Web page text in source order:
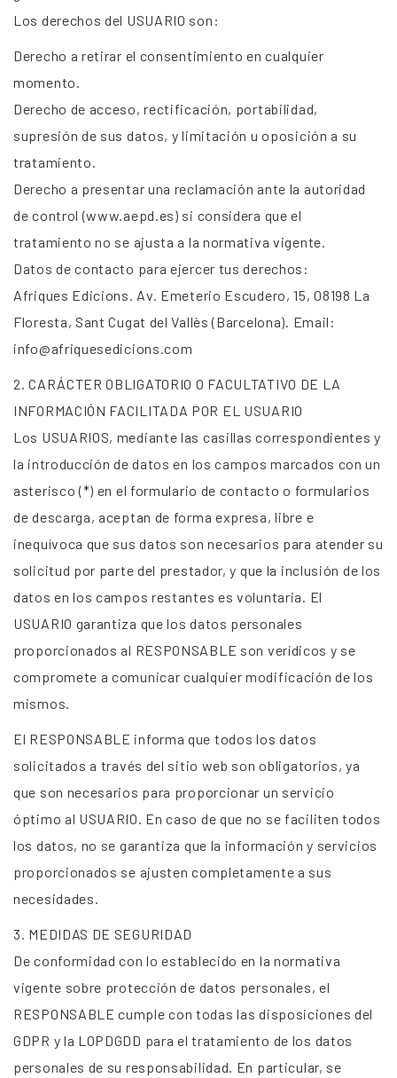
Los derechos del USUARIO son:
Derecho a retirar el consentimiento en cualquier
momento.
Derecho de acceso, rectificación, portabilidad,
supresión de sus datos, y limitación u oposición a su
tratamiento.
Derecho a presentar una reclamación ante la autoridad
de control (www.aepd.es) si considera que el
tratamiento no se ajusta a la normativa vigente.
Datos de contacto para ejercer tus derechos:
Afriques Edicions. Av. Emeterio Escudero, 15, 08198 La
Floresta, Sant Cugat del Vallès (Barcelona). Email:
info@afriquesedicions.com
2. CARÁCTER OBLIGATORIO O FACULTATIVO DE LA
INFORMACIÓN FACILITADA POR EL USUARIO
Los USUARIOS, mediante las casillas correspondientes y
la introducción de datos en los campos marcados con un
asterisco (*) en el formulario de contacto o formularios
de descarga, aceptan de forma expresa, libre e
inequívoca que sus datos son necesarios para atender su
solicitud por parte del prestador, y que la inclusión de los
datos en los campos restantes es voluntaria. El
USUARIO garantiza que los datos personales
proporcionados al RESPONSABLE son verídicos y se
compromete a comunicar cualquier modificación de los
mismos.
El RESPONSABLE informa que todos los datos
solicitados a través del sitio web son obligatorios, ya
que son necesarios para proporcionar un servicio
óptimo al USUARIO. En caso de que no se faciliten todos
los datos, no se garantiza que la información y servicios
proporcionados se ajusten completamente a sus
necesidades.
3. MEDIDAS DE SEGURIDAD
De conformidad con lo establecido en la normativa
vigente sobre protección de datos personales, el
RESPONSABLE cumple con todas las disposiciones del
GDPR y la LOPDGDD para el tratamiento de los datos
personales de su responsabilidad. En particular, se